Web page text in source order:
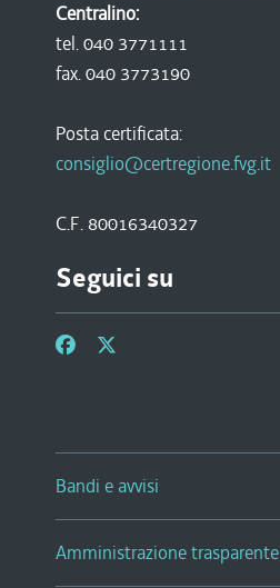
Centralino:
tel. 040 3771111
fax. 040 3773190
Posta certificata:
consiglio@certregione.fvg.it
C.F. 80016340327
Seguici su
Bandi e avvisi
Amministrazione trasparente